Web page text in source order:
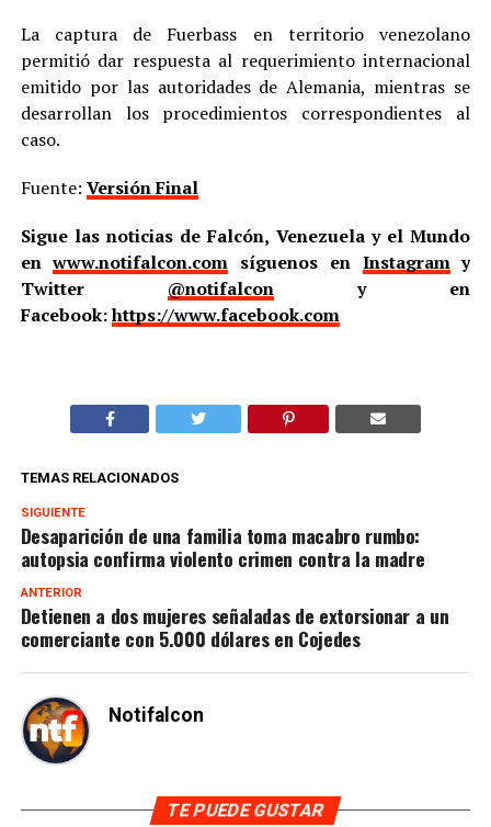
La captura de Fuerbass en territorio venezolano
permitió dar respuesta al requerimiento internacional
emitido por las autoridades de Alemania, mientras se
desarrollan los procedimientos correspondientes al
caso.
Fuente: Versión Final
Sigue las noticias de Falcón, Venezuela y el Mundo
enwww.notifalcon.com síguenos en Instagramy
Twitter @notifalcony en
Facebook:https://www.facebook.com
TEMAS RELACIONADOS
SIGUIENTE
Desaparición de una familia toma macabro rumbo:
autopsia confirma violento crimen contra la madre
ANTERIOR
Detienen a dos mujeres señaladas de extorsionar a un
comerciante con 5.000 dólares en Cojedes
Notifalcon
TE PUEDE GUSTAR